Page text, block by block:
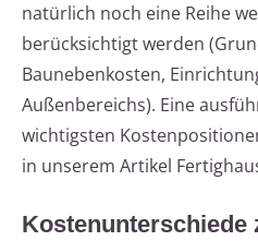
natürlich noch eine Reihe
berücksichtigt werden
Baunebenkosten,
Außenbereichs). Eine
wichtigsten
in unserem Artikel
Kostenunterschiede